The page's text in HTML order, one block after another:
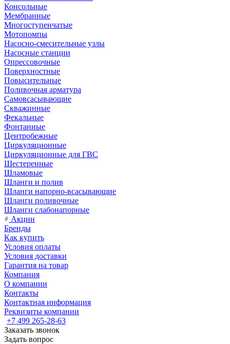
Консольные
Мембранные
Многоступенчатые
Мотопомпы
Насосно-смесительные узлы
Насосные станции
Опрессовочные
Поверхностные
Повысительные
Поливочная арматура
Самовсасывающие
Скважинные
Фекальные
Фонтанные
Центробежные
Циркуляционные
Циркуляционные для ГВС
Шестеренные
Шламовые
Шланги и полив
Шланги напорно-всасывающие
Шланги поливочные
Шланги слабонапорные
Акции
Бренды
Как купить
Условия оплаты
Условия доставки
Гарантия на товар
Компания
О компании
Контакты
Контактная информация
Реквизиты компании
+7 499 265-28-63
Заказать звонок
Задать вопрос